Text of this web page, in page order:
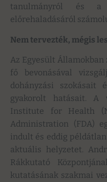
tanulmányról és a
előrehaladásáról
Nem tervezték, mégis
Az Egyesült Államokban
fő bevonásával
dohányzási szokásait
gyakorolt hatásait. A
Institute for Health
Administration (FDA)
indult és eddig
aktuális helyzetet.
Rákkutató
kutatásának szakmai